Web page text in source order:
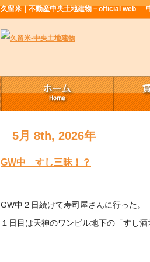
久留米｜不動産中央土地建物－official web
5月 8th, 2026年
GW中 すし三昧！？
GW中２日続けて寿司屋さんに行った。
１日目は天神のワンビル地下の「すし